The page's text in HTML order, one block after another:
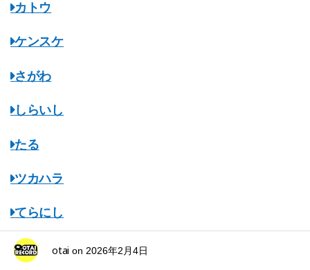
カトウ
ケンスケ
さがわ
しらいし
たる
ツカハラ
てらにし
ながはし
otai on 2026年2月4日